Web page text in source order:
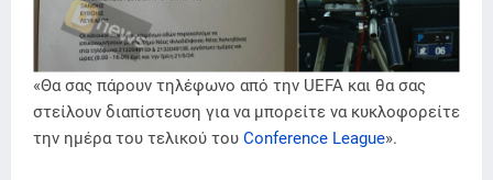
«Θα σας πάρουν τηλέφωνο από την UEFA και θα σας
στείλουν διαπίστευση για να μπορείτε να κυκλοφορείτε
την ημέρα του τελικού του Conference League».